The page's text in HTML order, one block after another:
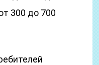
300 до 700